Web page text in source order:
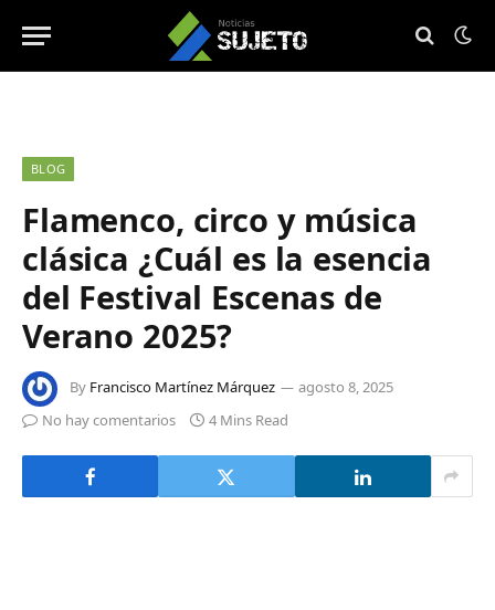
BLOG
Flamenco, circo y música
clásica ¿Cuál es la esencia
del Festival Escenas de
Verano 2025?
By Francisco Martínez Márquez
agosto 8, 2025
No hay comentarios
4 Mins Read